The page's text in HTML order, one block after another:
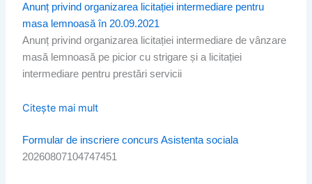
Anunț privind organizarea licitației intermediare pentru
masa lemnoasă în 20.09.2021
Anunț privind organizarea licitației intermediare de vânzare
masă lemnoasă pe picior cu strigare și a licitației
intermediare pentru prestări servicii
Citește mai mult
Formular de inscriere concurs Asistenta sociala
20260807104747451